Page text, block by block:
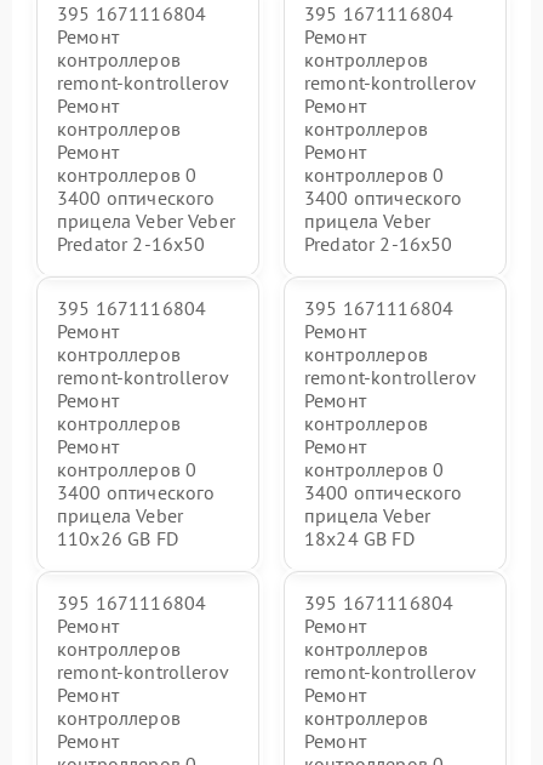
395 1671116804
Ремонт
контроллеров
remont-kontrollerov
Ремонт
контроллеров
Ремонт
контроллеров 0
3400 оптического
прицела Veber Veber
Predator 2-16x50
395 1671116804
Ремонт
контроллеров
remont-kontrollerov
Ремонт
контроллеров
Ремонт
контроллеров 0
3400 оптического
прицела Veber
Predator 2-16x50
395 1671116804
Ремонт
контроллеров
remont-kontrollerov
Ремонт
контроллеров
Ремонт
контроллеров 0
3400 оптического
прицела Veber
110х26 GB FD
395 1671116804
Ремонт
контроллеров
remont-kontrollerov
Ремонт
контроллеров
Ремонт
контроллеров 0
3400 оптического
прицела Veber
18x24 GB FD
395 1671116804
Ремонт
контроллеров
remont-kontrollerov
Ремонт
контроллеров
Ремонт
395 1671116804
Ремонт
контроллеров
remont-kontrollerov
Ремонт
контроллеров
Ремонт